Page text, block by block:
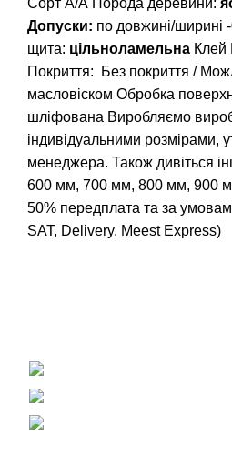
Сорт А/А Порода деревини:
Допуски: по довжині/ширині
щита: цільноламельна Клей
Покриття: Без покриття /
масловіском Обробка
шліфована Виробляємо
індивідуальними розмірами,
менеджера. Також дивіться
600 мм, 700 мм, 800 мм, 900
50% передплата та за
SAT, Delivery, Meest Express)